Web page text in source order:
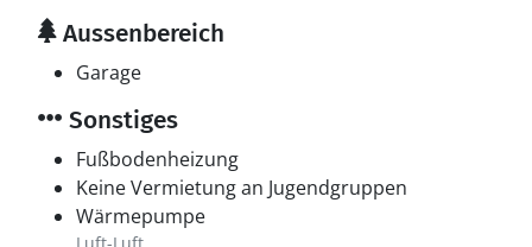
Aussenbereich
Garage
Sonstiges
Fußbodenheizung
Keine Vermietung an Jugendgruppen
Wärmepumpe